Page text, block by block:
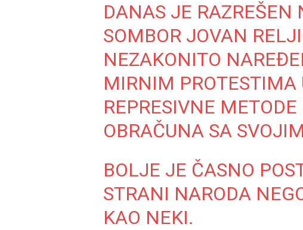
DANAS JE RAZREŠEN
SOMBOR JOVAN
NEZAKONITO
MIRNIM PROTESTIMA
REPRESIVNE METODE
OBRAČUNA SA
BOLJE JE ČASNO
STRANI NARODA
KAO NEKI.